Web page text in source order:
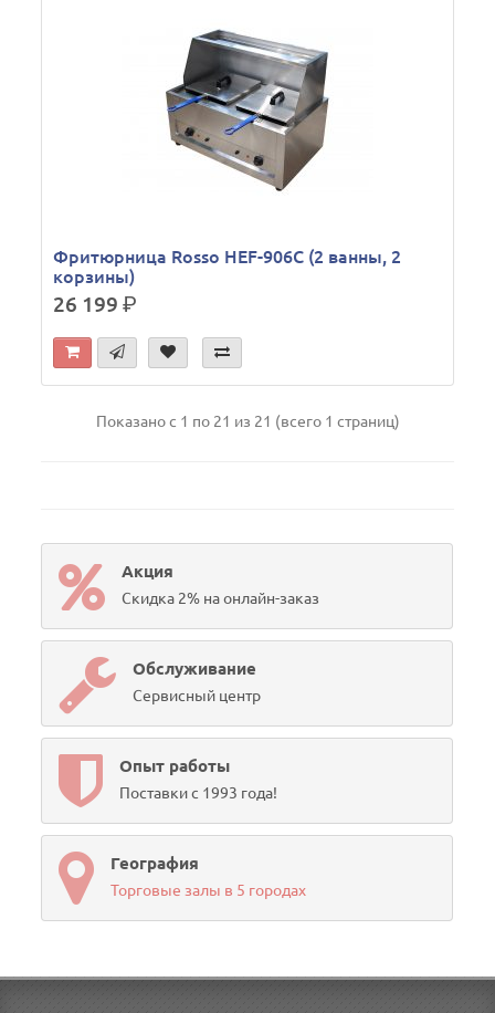
Фритюрница Rosso HEF-906С (2 ванны, 2
корзины)
26 199р.
Показано с 1 по 21 из 21 (всего 1 страниц)
Акция
Скидка 2% на онлайн-заказ
Обслуживание
Сервисный центр
Опыт работы
Поставки с 1993 года!
География
Торговые залы в 5 городах